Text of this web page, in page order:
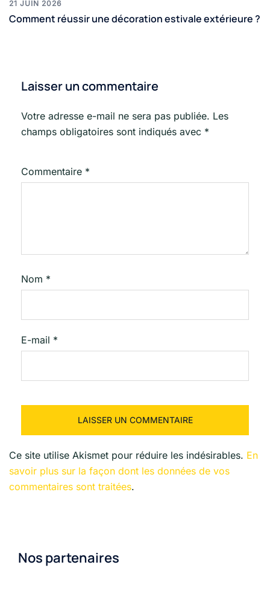
21 JUIN 2026
Comment réussir une décoration estivale extérieure ?
Laisser un commentaire
Votre adresse e-mail ne sera pas publiée. Les
champs obligatoires sont indiqués avec *
Commentaire *
Nom *
E-mail *
Ce site utilise Akismet pour réduire les indésirables. En
savoir plus sur la façon dont les données de vos
commentaires sont traitées.
Nos partenaires